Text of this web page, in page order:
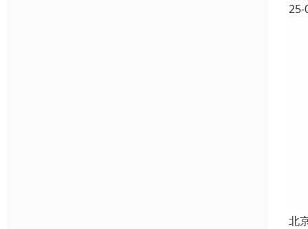
25-
北